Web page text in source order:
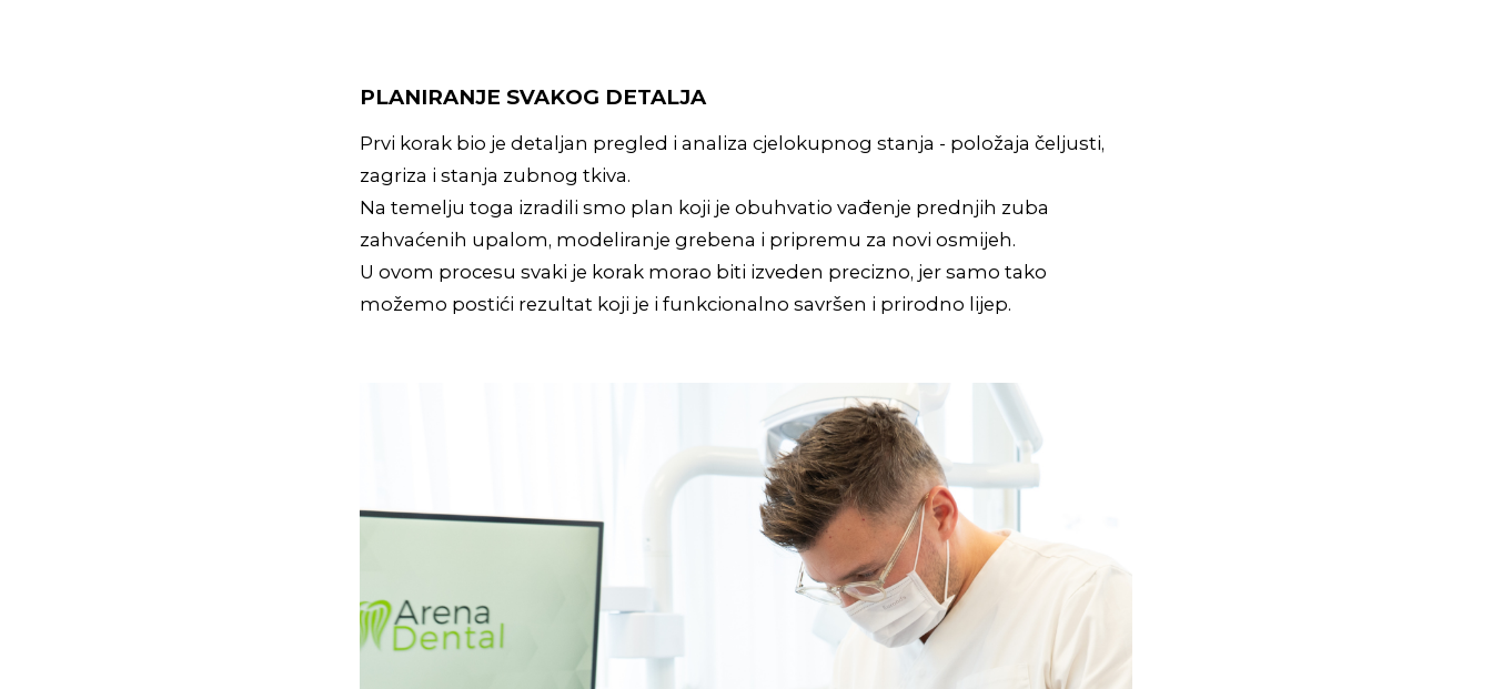
PLANIRANJE SVAKOG DETALJA
Prvi korak bio je detaljan pregled i analiza cjelokupnog stanja - položaja čeljusti,
zagriza i stanja zubnog tkiva.
Na temelju toga izradili smo plan koji je obuhvatio vađenje prednjih zuba
zahvaćenih upalom, modeliranje grebena i pripremu za novi osmijeh.
U ovom procesu svaki je korak morao biti izveden precizno, jer samo tako
možemo postići rezultat koji je i funkcionalno savršen i prirodno lijep.